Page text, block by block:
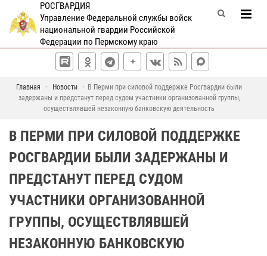
РОСГВАРДИЯ
Управление Федеральной службы войск
национальной гвардии Российской
Федерации по Пермскому краю
Главная Новости
В Перми при силовой поддержке Росгвардии были
задержаны и предстанут перед судом участники организованной группы,
осуществлявшей незаконную банковскую деятельность
В ПЕРМИ ПРИ СИЛОВОЙ ПОДДЕРЖКЕ
РОСГВАРДИИ БЫЛИ ЗАДЕРЖАНЫ И
ПРЕДСТАНУТ ПЕРЕД СУДОМ
УЧАСТНИКИ ОРГАНИЗОВАННОЙ
ГРУППЫ, ОСУЩЕСТВЛЯВШЕЙ
НЕЗАКОННУЮ БАНКОВСКУЮ